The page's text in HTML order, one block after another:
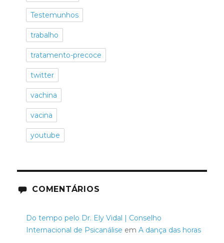
Testemunhos
trabalho
tratamento-precoce
twitter
vachina
vacina
youtube
COMENTÁRIOS
Do tempo pelo Dr. Ely Vidal | Conselho
Internacional de Psicanálise em A dança das horas